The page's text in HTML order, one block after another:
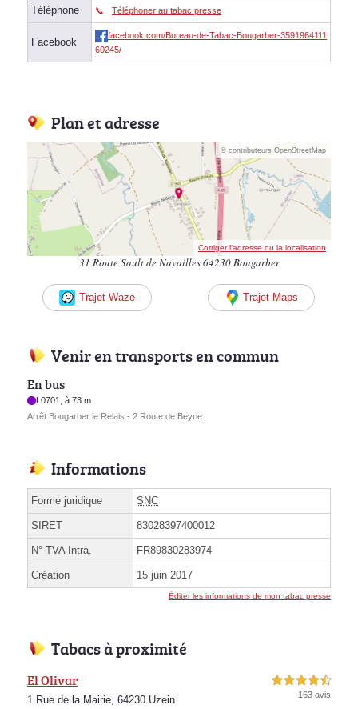
Téléphone Téléphoner au tabac presse
Facebook
facebook.com/Bureau-de-Tabac-Bougarber-3591964111
60245/
Plan et adresse
© contributeurs OpenStreetMap
Corriger l’adresse ou la localisation
31 Route Sault de Navailles 64230 Bougarber
Trajet Waze Trajet Maps
Venir en transports en commun
En bus
L0701, à 73 m
Arrêt Bougarber le Relais - 2 Route de Beyrie
Informations
Forme juridique SNC
SIRET 83028397400012
N° TVA Intra. FR89830283974
Création 15 juin 2017
Éditer les informations de mon tabac presse
Tabacs à proximité
El Olivar
1 Rue de la Mairie, 64230 Uzein
4,5 étoiles sur 5
163 avis